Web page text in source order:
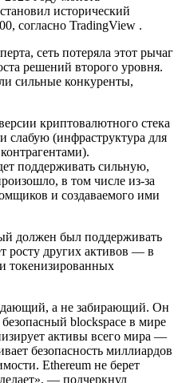
исторический
согласно TradingView .
сеть потеряла этот рычаг
решений второго уровня.
сильные конкуренты,
криптовалютного стека
(инфраструктура для
поддерживать сильную,
в том числе из-за
и создаваемого ими
должен был поддерживать
росту других активов — в
токенизированных
дающий, а не забирающий. Он
blockspace в мире
активы всего мира —
безопасность миллиардов
Ethereum не берет
— подчеркнул